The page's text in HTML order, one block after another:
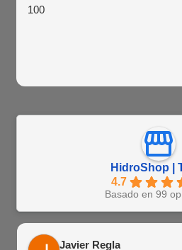
100
HidroShop |
4.7
Basado en 99
Javier Regla